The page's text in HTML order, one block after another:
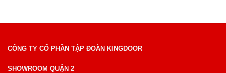
CÔNG TY CỔ PHẦN TẬP ĐOÀN KINGDOOR
SHOWROOM QUẬN 2